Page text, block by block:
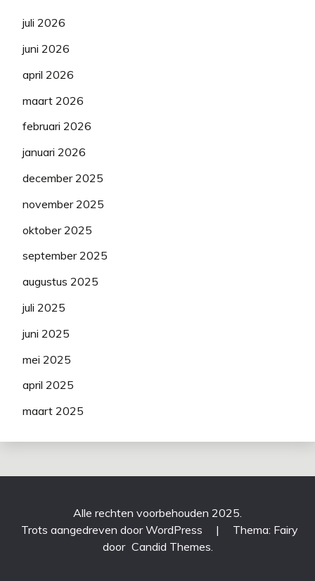
juli 2026
juni 2026
april 2026
maart 2026
februari 2026
januari 2026
december 2025
november 2025
oktober 2025
september 2025
augustus 2025
juli 2025
juni 2025
mei 2025
april 2025
maart 2025
Alle rechten voorbehouden 2025.
Trots aangedreven door WordPress
|
Thema: Fairy
door Candid Themes.